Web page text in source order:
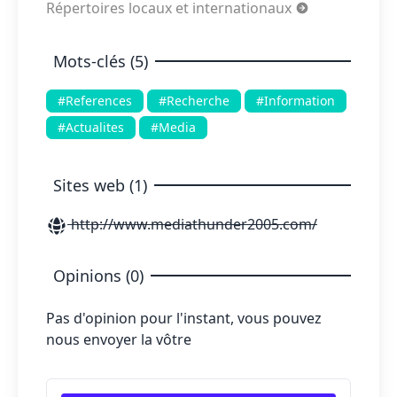
Répertoires locaux et internationaux
Mots-clés (5)
#References #Recherche
#Information
#Actualites
#Media
Sites web (1)
http://www.mediathunder2005.com/
Opinions (0)
Pas d'opinion pour l'instant, vous pouvez
nous envoyer la vôtre